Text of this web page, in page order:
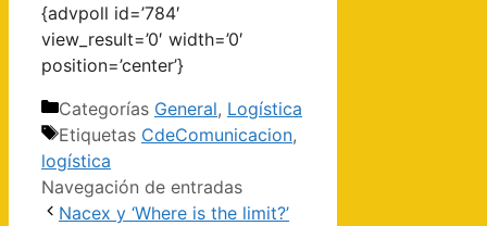
{advpoll id=’784′
view_result=’0′ width=’0′
position=’center’}
Categorías General, Logística
Etiquetas CdeComunicacion,
logística
Navegación de entradas
Nacex y ‘Where is the limit?’